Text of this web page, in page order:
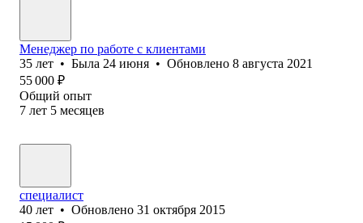
Менеджер по работе с клиентами
35 лет • Была 24 июня • Обновлено 8 августа 2021
55 000 ₽
Общий опыт
7 лет 5 месяцев
специалист
40 лет • Обновлено 31 октября 2015